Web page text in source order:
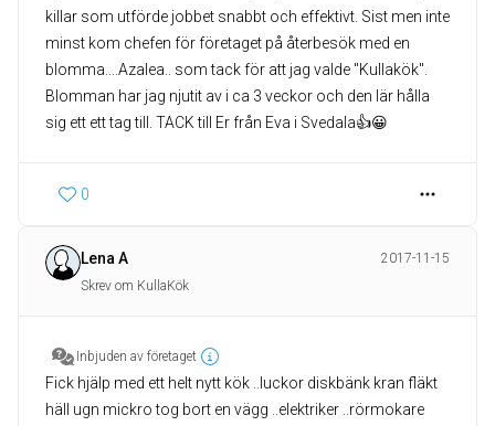
killar som utförde jobbet snabbt och effektivt. Sist men inte
minst kom chefen för företaget på återbesök med en
blomma....Azalea.. som tack för att jag valde "Kullakök".
Blomman har jag njutit av i ca 3 veckor och den lär hålla
0
Lena A
2017-11-15
Skrev om KullaKök
Inbjuden av företaget
Fick hjälp med ett helt nytt kök ..luckor diskbänk kran fläkt
häll ugn mickro tog bort en vägg ..elektriker ..rörmokare